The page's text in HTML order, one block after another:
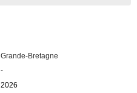
Grande-Bretagne
-
2026